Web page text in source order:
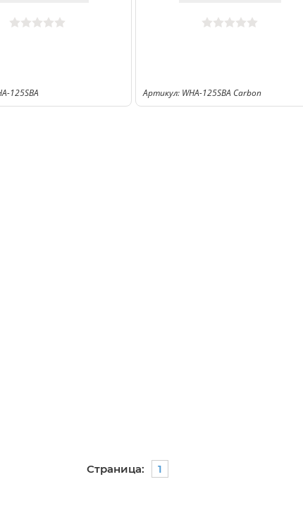
125SBA Артикул: WHA-125SBA Carbon
Страница: 1